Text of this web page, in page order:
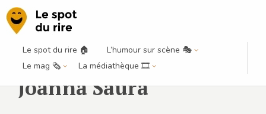
Le spot du rire 🏠
L’humour sur scène 🎭
Le mag 🗞️
La médiathèque 🎞️
Joanna Saura